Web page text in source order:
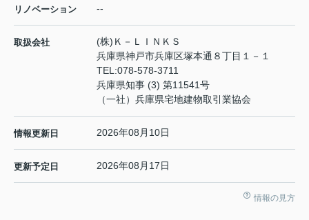
リノベーション --
取扱会社
(株)Ｋ－ＬＩＮＫＳ
兵庫県神戸市兵庫区塚本通８丁目１－１
TEL:078-578-3711
兵庫県知事 (3) 第11541号
（一社）兵庫県宅地建物取引業協会
情報更新日 2026年08月10日
更新予定日 2026年08月17日
情報の見方